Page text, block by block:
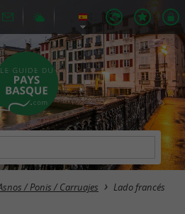
/ Ponis / Carruajes Lado francés